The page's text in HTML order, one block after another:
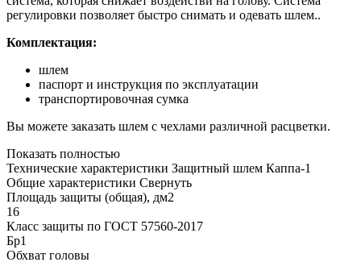
регулировки позволяет быстро снимать и одевать шлем..
Комплектация:
шлем
паспорт и инструкция по эксплуатации
транспортировочная сумка
Вы можете заказать шлем с чехлами различной расцветки.
Показать полностью
Технические характеристики Защитный шлем Каппа-1
Общие характеристики Свернуть
Площадь защиты (общая), дм2
16
Класс защиты по ГОСТ 57560-2017
Бр1
Обхват головы